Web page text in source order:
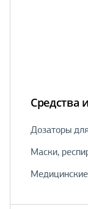
Средства
Дозаторы
Маски,